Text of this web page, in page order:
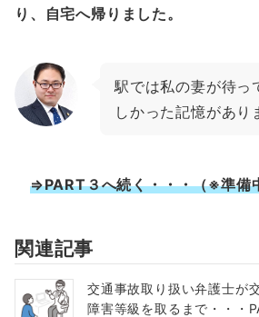
り、自宅へ帰りました。
駅では私の妻が待っ
しかった記憶があり
⇒PART３へ続く・・・（※準備
関連記事
交通事故取り扱い弁護士が
障害等級を取るまで・・